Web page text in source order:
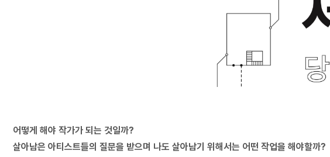
어떻게 해야 작가가 되는 것일까?
살아남은 아티스트들의 질문을 받으며 나도 살아남기 위해서는 어떤 작업을 해야할까?